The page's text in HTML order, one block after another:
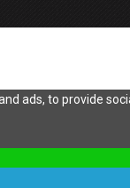
ads, to provide